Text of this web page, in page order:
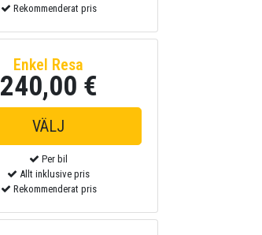
Rekommenderat pris
Enkel Resa
240,00 €
Per bil
Allt inklusive pris
Rekommenderat pris